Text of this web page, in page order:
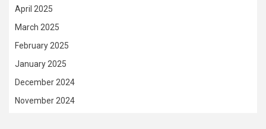
April 2025
March 2025
February 2025
January 2025
December 2024
November 2024